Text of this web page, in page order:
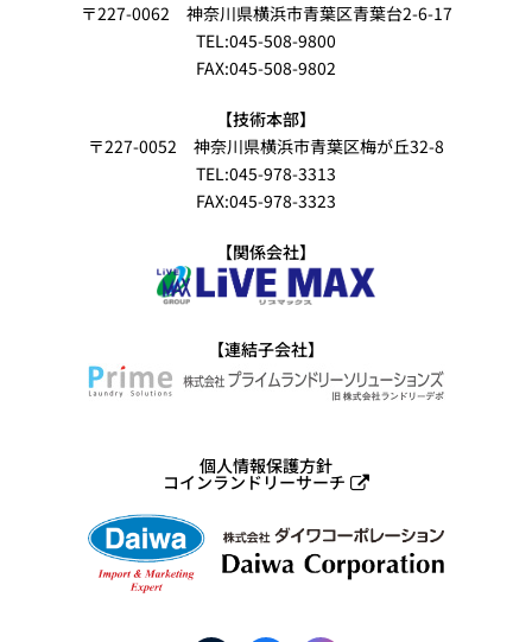
個人情報保護方針
コインランドリーサーチ
〒227-0062 神奈川県横浜市青葉区青葉台2-6-17
TEL:045-508-9800
FAX:045-508-9802
【技術本部】
〒227-0052 神奈川県横浜市青葉区梅が丘32-8
TEL:045-978-3313
FAX:045-978-3323
【関係会社】
【連結子会社】